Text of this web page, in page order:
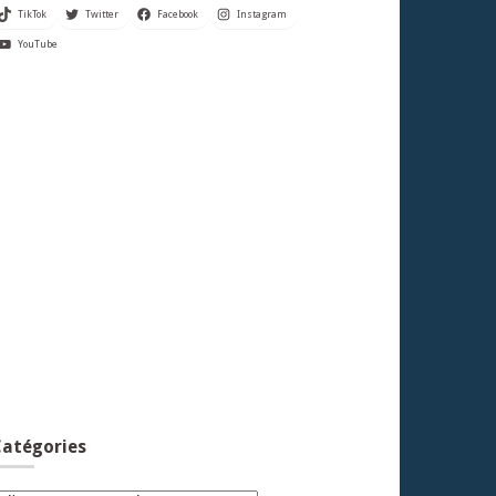
TikTok Twitter Facebook Instagram
YouTube